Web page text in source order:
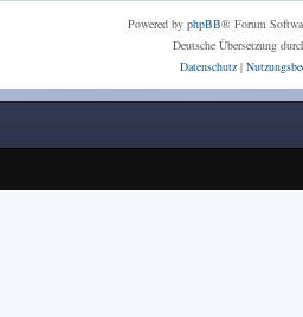
Powered by phpBB® Forum
Deutsche Übersetzung
Datenschutz|